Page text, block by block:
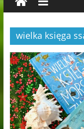
wielka księga